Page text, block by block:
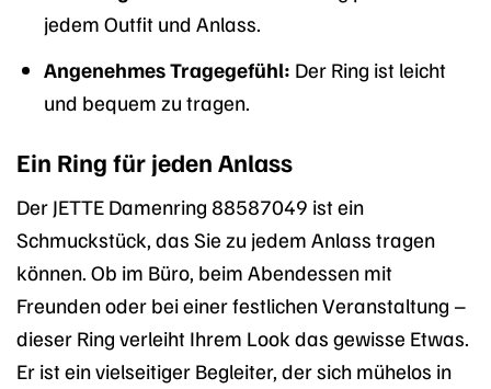
jedem Outfit und Anlass.
Angenehmes Tragegefühl: Der Ring ist leicht
und bequem zu tragen.
Ein Ring für jeden Anlass
Der JETTE Damenring 88587049 ist ein
Schmuckstück, das Sie zu jedem Anlass tragen
können. Ob im Büro, beim Abendessen mit
Freunden oder bei einer festlichen Veranstaltung –
dieser Ring verleiht Ihrem Look das gewisse Etwas.
Er ist ein vielseitiger Begleiter, der sich mühelos in